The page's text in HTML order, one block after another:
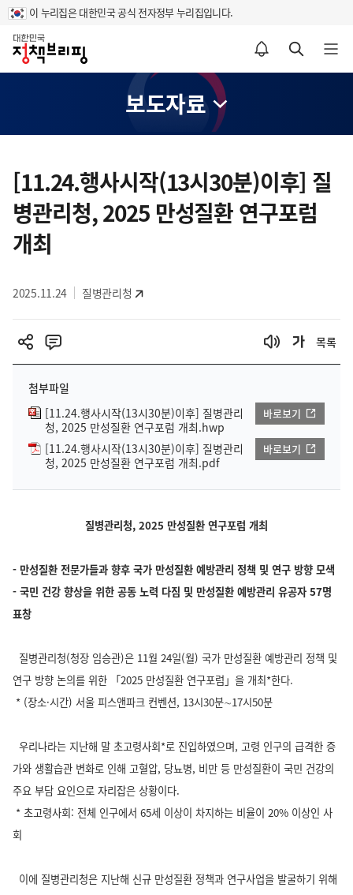
이 누리집은 대한민국 공식 전자정부 누리집입니다.
홈
알림설정 바로가기 검색 바로가기 메뉴 열기
보도자료
텐
츠
영
역
[11.24.행사시작(13시30분)이후] 질
병관리청, 2025 만성질환 연구포럼
개최
2025.11.24 질병관리청
목록
첨부파일
[11.24.행사시작(13시30분)이후] 질병관리
청, 2025 만성질환 연구포럼 개최.hwp
바로보기
[11.24.행사시작(13시30분)이후] 질병관리
청, 2025 만성질환 연구포럼 개최.pdf
바로보기
질병관리청, 2025 만성질환 연구포럼 개최
- 만성질환 전문가들과 향후 국가 만성질환 예방관리 정책 및 연구 방향 모색
- 국민 건강 향상을 위한 공동 노력 다짐 및 만성질환 예방관리 유공자 57명
표창
질병관리청(청장 임승관)은 11월 24일(월) 국가 만성질환 예방관리 정책 및
연구 방향 논의를 위한 「2025 만성질환 연구포럼」을 개최*한다.
* (장소·시간) 서울 피스앤파크 컨벤션, 13시30분∼17시50분
우리나라는 지난해 말 초고령사회*로 진입하였으며, 고령 인구의 급격한 증
가와 생활습관 변화로 인해 고혈압, 당뇨병, 비만 등 만성질환이 국민 건강의
주요 부담 요인으로 자리잡은 상황이다.
* 초고령사회: 전체 인구에서 65세 이상이 차지하는 비율이 20% 이상인 사
회
이에 질병관리청은 지난해 신규 만성질환 정책과 연구사업을 발굴하기 위해